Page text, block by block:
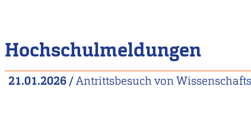
Hochschulmeldungen
21.01.2026/Antrittsbesuch von